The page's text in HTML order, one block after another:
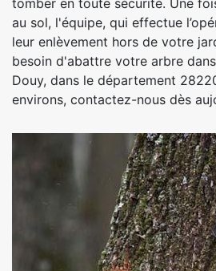
au sol, l'équipe, qui effectue
leur enlèvement hors de votre
besoin d'abattre votre arbre
Douy, dans le département
environs, contactez-nous dès